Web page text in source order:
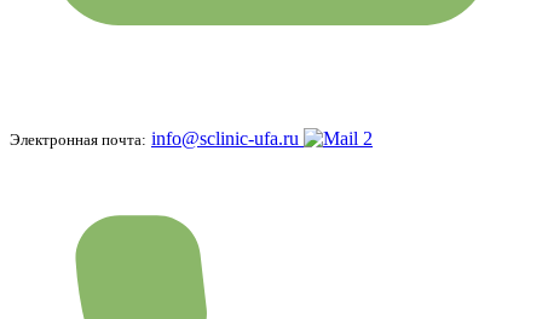
Электронная почта: info@sclinic-ufa.ru